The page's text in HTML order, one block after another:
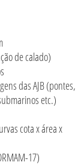
de calado)
das AJB (pontes,
etc.)
cota x área x
17)